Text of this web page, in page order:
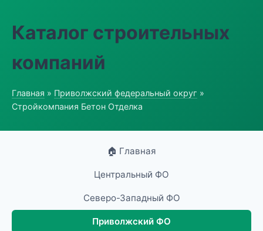
Каталог строительных
компаний
Главная » Приволжский федеральный округ »
Стройкомпания Бетон Отделка
🏠 Главная
Центральный ФО
Северо-Западный ФО
Приволжский ФО